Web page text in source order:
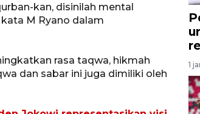
kan, disinilah mental
M Ryano dalam
rasa taqwa, hikmah
dan sabar ini juga dimiliki oleh
1